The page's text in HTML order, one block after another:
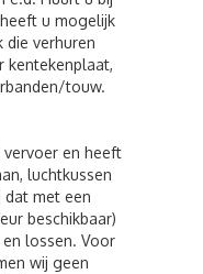
u mogelijk
die verhuren
kentekenplaat,
touw.
en heeft
luchtkussen
dat met een
beschikbaar)
lossen. Voor
wij geen